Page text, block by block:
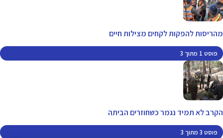
מהריסות להפקות לקחים מצילות חיים
פוסט 1 מתוך 3
הקרב לא תמיד נגמר כשחוזרים הביתה
פוסט 3 מתוך 3